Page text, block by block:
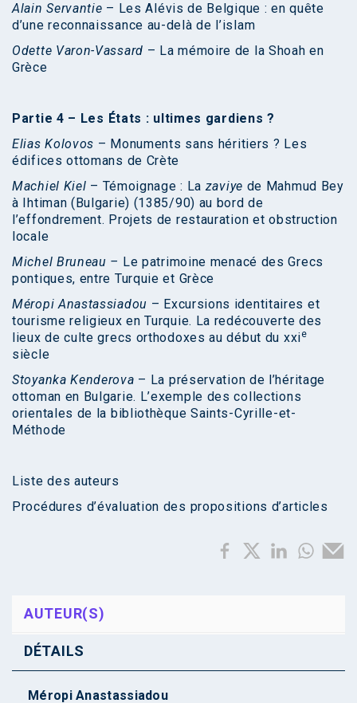
Alain Servantie – Les Alévis de Belgique : en quête
d’une reconnaissance au-delà de l’islam
Odette Varon-Vassard – La mémoire de la Shoah en
Grèce
Partie 4 – Les États : ultimes gardiens ?
Elias Kolovos – Monuments sans héritiers ? Les
édifices ottomans de Crète
Machiel Kiel – Témoignage : La zaviye de Mahmud Bey
à Ihtiman (Bulgarie) (1385/90) au bord de
l’effondrement. Projets de restauration et obstruction
locale
Michel Bruneau – Le patrimoine menacé des Grecs
pontiques, entre Turquie et Grèce
Méropi Anastassiadou – Excursions identitaires et
tourisme religieux en Turquie. La redécouverte des
lieux de culte grecs orthodoxes au début du xxie
siècle
Stoyanka Kenderova – La préservation de l’héritage
ottoman en Bulgarie. L’exemple des collections
orientales de la bibliothèque Saints-Cyrille-et-
Méthode
Liste des auteurs
Procédures d’évaluation des propositions d’articles
AUTEUR(S)
DÉTAILS
Méropi Anastassiadou